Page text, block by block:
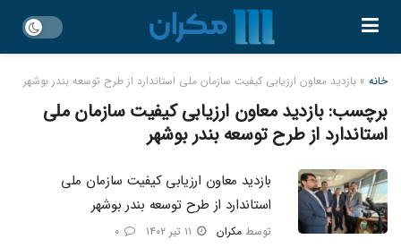
خانه » بازدید معاون ارزیابی کیفیت سازمان ملی استاندارد از طرح توسعه بندر بوشهر
برچسب:بازدید معاون ارزیابی کیفیت سازمان ملی
استاندارد از طرح توسعه بندر بوشهر
بازدید معاون ارزیابی کیفیت سازمان ملی
استاندارد از طرح توسعه بندر بوشهر
توسط مکران